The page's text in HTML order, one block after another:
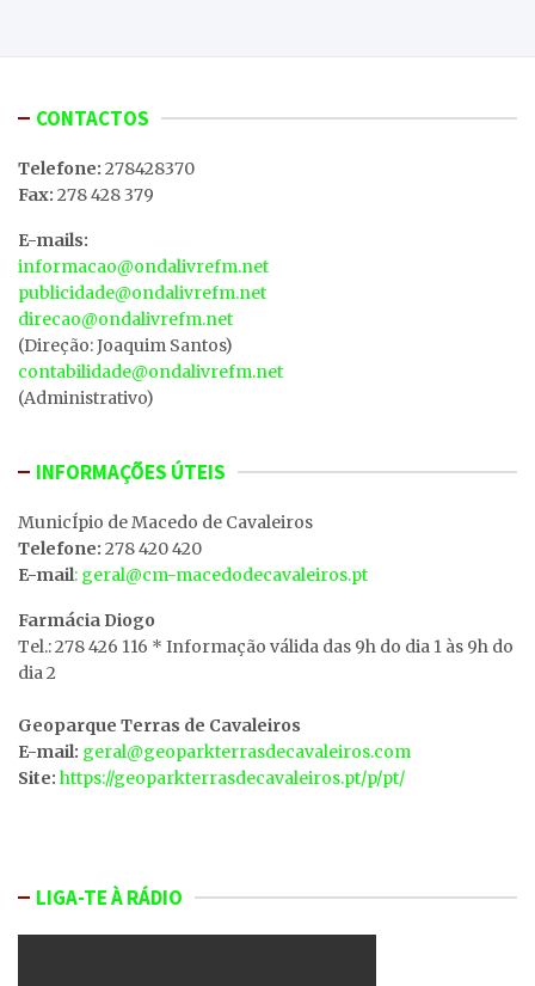
CONTACTOS
Telefone: 278428370
Fax: 278 428 379
E-mails:
informacao@ondalivrefm.net
publicidade@ondalivrefm.net
direcao@ondalivrefm.net
(Direção: Joaquim Santos)
contabilidade@ondalivrefm.net
(Administrativo)
INFORMAÇÕES ÚTEIS
MunicÍpio de Macedo de Cavaleiros
Telefone: 278 420 420
E-mail: geral@cm-macedodecavaleiros.pt
Farmácia Diogo
Tel.: 278 426 116 * Informação válida das 9h do dia 1 às 9h do
dia 2
Geoparque Terras de Cavaleiros
E-mail: geral@geoparkterrasdecavaleiros.com
Site: https://geoparkterrasdecavaleiros.pt/p/pt/
LIGA-TE À RÁDIO